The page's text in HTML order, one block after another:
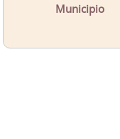
Municipio